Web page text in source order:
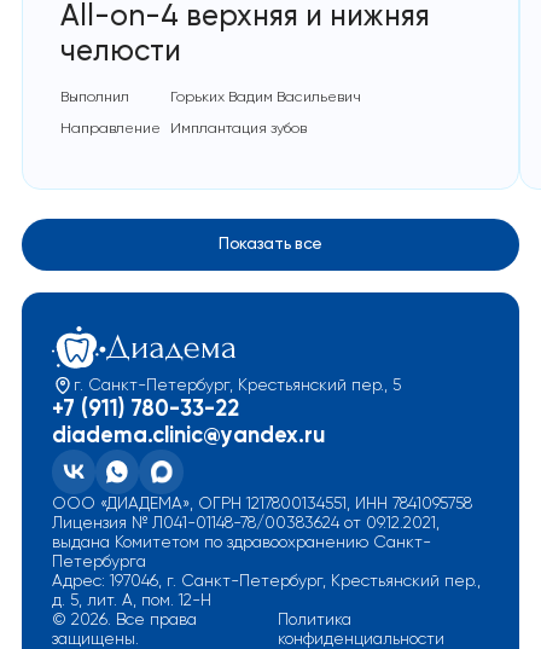
All-on-4 верхняя и нижняя
челюсти
Выполнил Горьких Вадим Васильевич
Направление Имплантация зубов
Показать все
г. Санкт-Петербург, Крестьянский пер., 5
+7 (911) 780-33-22
diadema.clinic@yandex.ru
ООО «ДИАДЕМА», ОГРН 1217800134551, ИНН 7841095758
Лицензия № Л041-01148-78/00383624 от 09.12.2021,
выдана Комитетом по здравоохранению Санкт-
Петербурга
Адрес: 197046, г. Санкт-Петербург, Крестьянский пер.,
д. 5, лит. А, пом. 12-Н
© 2026. Все права
защищены.
Политика
конфиденциальности